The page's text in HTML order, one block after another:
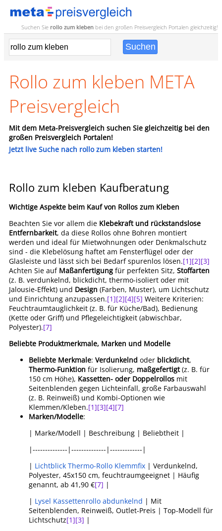
Suchen Sie rollo zum kleben bei den großen Preisvergleich Portalen gleichzeitig!
Rollo zum kleben META
Preisvergleich
Mit dem Meta-Preisvergleich suchen Sie gleichzeitig bei den
großen Preisvergleich Portalen!
Jetzt live Suche nach rollo zum kleben starten!
Rollo zum kleben Kaufberatung
Wichtige Aspekte beim Kauf von Rollos zum Kleben
Beachten Sie vor allem die Klebekraft und rückstandslose
Entfernbarkeit, da diese Rollos ohne Bohren montiert
werden und ideal für Mietwohnungen oder Denkmalschutz
sind - die Klebelösung haftet am Fensterflügel oder der
Glasleiste und lässt sich bei Bedarf spurenlos lösen.[1][2][3]
Achten Sie auf Maßanfertigung für perfekten Sitz, Stoffarten
(z. B. verdunkelnd, blickdicht, thermo-isoliert oder mit
Jalousie-Effekt) und Design (Farben, Muster), um Lichtschutz
und Einrichtung anzupassen.[1][2][4][5] Weitere Kriterien:
Feuchtraumtauglichkeit (z. B. für Küche/Bad), Bedienung
(Kette oder Griff) und Pflegeleichtigkeit (abwischbar,
Polyester).[7]
Beliebte Produktmerkmale, Marken und Modelle
Beliebte Merkmale: Verdunkelnd oder blickdicht,
Thermo-Funktion für Isolierung, maßgefertigt(z. B. für
150 cm Höhe), Kassetten- oder Doppelrollos mit
Seitenblenden gegen Lichteinfall, große Farbauswahl
(z. B. Reinweiß) und Kombi-Optionen wie
Klemmen/Kleben.[1][3][4][7]
Marken/Modelle:
| Marke/Modell | Beschreibung | Beliebtheit |
|--------------|--------------|-------------|
| Lichtblick Thermo-Rollo Klemmfix | Verdunkelnd,
Polyester, 45x150 cm, feuchtraumgeeignet | Häufig
genannt, ab 41,90 €[7] |
| Lysel Kassettenrollo abdunkelnd | Mit
Seitenblenden, Reinweiß, Outlet-Preis | Top-Modell für
Lichtschutz[1][3] |